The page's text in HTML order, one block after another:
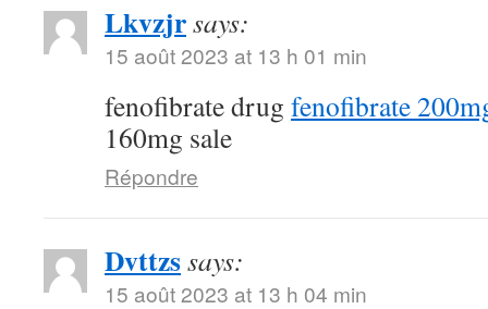
Lkvzjrsays:
15 août 2023 at 13 h 01 min
fenofibrate drug fenofibrate
160mg sale
Répondre
Dvttzssays:
15 août 2023 at 13 h 04 min